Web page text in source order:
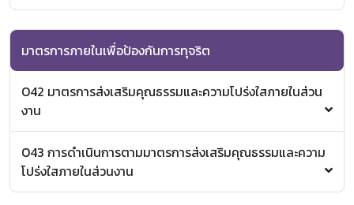
รับสินบน
ประกาศมหาวิทยาลัยเชียงใหม่ เรื่อง จริยธรรมของผู้
ปฏิบัติงาน
ในการดำเนินงานของวิทยาลัยการศึกษาตลอดชีวิต
ประจำปี มหาวิทยาลัยเชียงใหม่
มาตรการภายในเพื่อป้องกันการทุจริต
O42 มาตรการส่งเสริมคุณธรรมและความโปร่งใสภายในส่วน
งาน
มาตรการขับเคลื่อนการส่งเสริมคุณธรรมและความ
โปร่งใส มหาวิทยาลัยเชียงใหม่ ปีงบประมาณ 2564
กิจกรรม No Gift Policy
กิจกรรมข่าวเผยแพร่นโยบายคุณธรรมและความโปร่งใส
O43 การดำเนินการตามมาตรการส่งเสริมคุณธรรมและความ
โปร่งใสภายในส่วนงาน